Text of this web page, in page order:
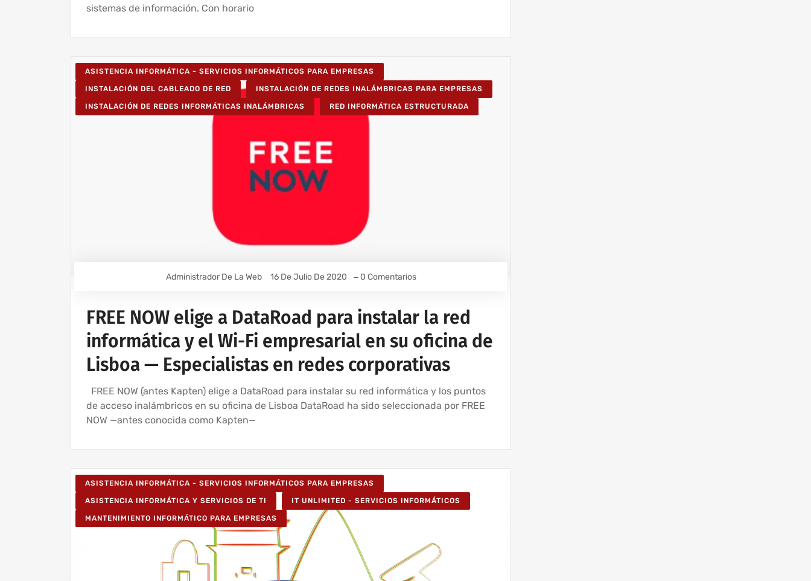
sistemas de información. Con horario
ASISTENCIA INFORMÁTICA - SERVICIOS INFORMÁTICOS PARA EMPRESAS
INSTALACIÓN DEL CABLEADO DE RED INSTALACIÓN DE REDES INALÁMBRICAS PARA EMPRESAS
INSTALACIÓN DE REDES INFORMÁTICAS INALÁMBRICAS RED INFORMÁTICA ESTRUCTURADA
Administrador De La Web 16 De Julio De 2020 0 Comentarios
FREE NOW elige a DataRoad para instalar la red
informática y el Wi-Fi empresarial en su oficina de
Lisboa — Especialistas en redes corporativas
FREE NOW (antes Kapten) elige a DataRoad para instalar su red informática y los puntos
de acceso inalámbricos en su oficina de Lisboa DataRoad ha sido seleccionada por FREE
NOW —antes conocida como Kapten—
ASISTENCIA INFORMÁTICA - SERVICIOS INFORMÁTICOS PARA EMPRESAS
ASISTENCIA INFORMÁTICA Y SERVICIOS DE TI IT UNLIMITED - SERVICIOS INFORMÁTICOS
MANTENIMIENTO INFORMÁTICO PARA EMPRESAS